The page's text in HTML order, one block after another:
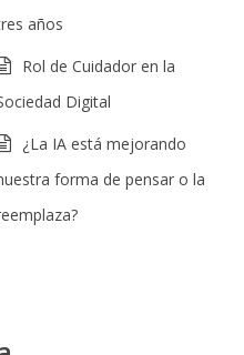
años
Rol de Cuidador en la
Digital
¿La IA está mejorando
forma de pensar o la